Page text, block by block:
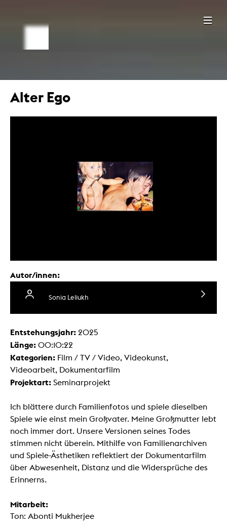
Alter Ego
Autor/innen:
Sonia Leliukh
Entstehungsjahr: 2025
Länge: 00:10:22
Kategorien: Film / TV / Video, Videokunst,
Videoarbeit, Dokumentarfilm
Projektart: Seminarprojekt
Ich blättere durch Familienfotos und spiele dieselben
Spiele wie einst mein Großvater. Meine Großmutter lebt
noch immer dort. Unsere Versionen seines Todes
stimmen nicht überein. Mithilfe von Familienarchiven
und Spiele-Ästhetiken reflektiert der Dokumentarfilm
über Abwesenheit, Distanz und die Widersprüche des
Erinnerns.
Mitarbeit:
Ton: Abonti Mukherjee